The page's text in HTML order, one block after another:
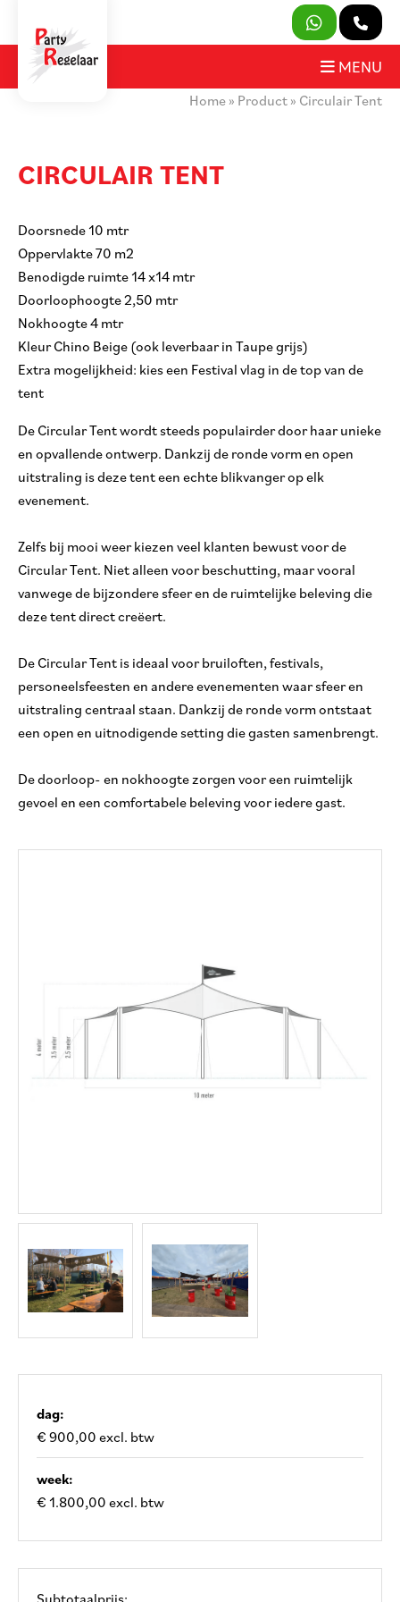
SLUITEN
OVER ONS
CONTACT
MIJN AANVRAAG
PARTY REGELAAR
MENU
Home » Product » Circulair Tent
CIRCULAIR TENT
Doorsnede 10 mtr
Oppervlakte 70 m2
Benodigde ruimte 14 x14 mtr
Doorloophoogte 2,50 mtr
Nokhoogte 4 mtr
Kleur Chino Beige (ook leverbaar in Taupe grijs)
Extra mogelijkheid: kies een Festival vlag in de top van de
tent
De Circular Tent wordt steeds populairder door haar unieke
en opvallende ontwerp. Dankzij de ronde vorm en open
uitstraling is deze tent een echte blikvanger op elk
evenement.
Zelfs bij mooi weer kiezen veel klanten bewust voor de
Circular Tent. Niet alleen voor beschutting, maar vooral
vanwege de bijzondere sfeer en de ruimtelijke beleving die
deze tent direct creëert.
De Circular Tent is ideaal voor bruiloften, festivals,
personeelsfeesten en andere evenementen waar sfeer en
uitstraling centraal staan. Dankzij de ronde vorm ontstaat
een open en uitnodigende setting die gasten samenbrengt.
De doorloop- en nokhoogte zorgen voor een ruimtelijk
gevoel en een comfortabele beleving voor iedere gast.
dag:
€ 900,00 excl. btw
week:
€ 1.800,00 excl. btw